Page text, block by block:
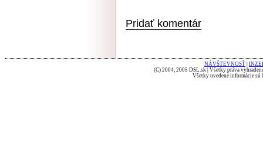
Pridať komentár
NÁVŠTEVNOSŤ
(C) 2004, 2005 DSL.sk | Všetky práva
Všetky uvedené informácie sú